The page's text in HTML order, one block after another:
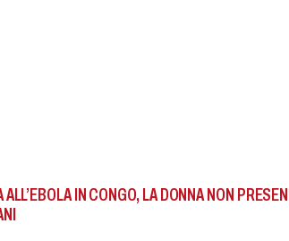
IN CONGO, LA DONNA NON